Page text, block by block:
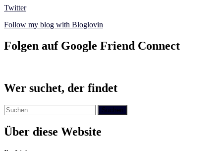
Twitter
Follow my blog with Bloglovin
Folgen auf Google Friend Connect
Wer suchet, der findet
Suchen
nach:
Über diese Website